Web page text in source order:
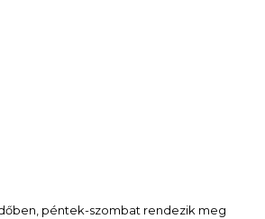
péntek-szombat rendezik meg